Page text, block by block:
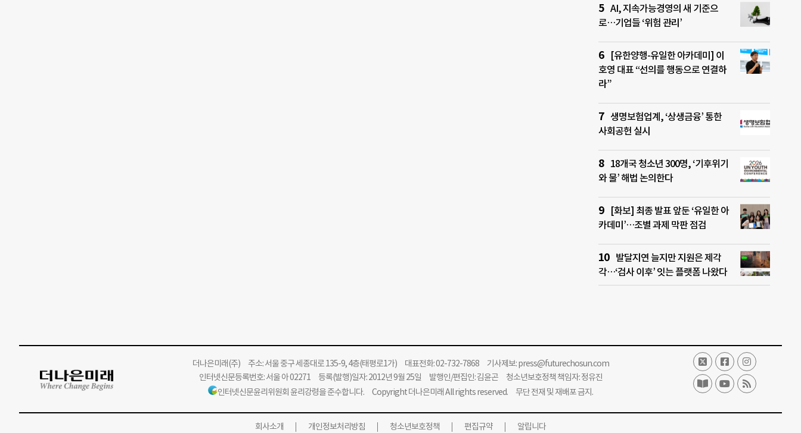
AI, 지속가능경영의 새 기준으
로…기업들 ‘위험 관리’
[유한양행-유일한 아카데미] 이
호영 대표 “선의를 행동으로 연결하
라”
생명보험업계, ‘상생금융’ 통한
사회공헌 실시
18개국 청소년 300명, ‘기후위기
와 물’ 해법 논의한다
[화보] 최종 발표 앞둔 ‘유일한 아
카데미’…조별 과제 막판 점검
발달지연 늘지만 지원은 제각
각…‘검사 이후’ 잇는 플랫폼 나왔다
더나은미래(주)주소: 서울 중구 세종대로 135-9, 4층(태평로1가) 대표전화: 02-732-7868 기사제보:press@futurechosun.com
인터넷신문등록번호: 서울 아 02271 등록(발행)일자: 2012년 9월 25일 발행인/편집인: 김윤곤 청소년보호정책 책임자: 정유진
인터넷신문윤리위원회 윤리강령을 준수합니다. Copyright 더나은미래 All rights reserved. 무단 전재 및 재배포 금지.
회사소개 개인정보처리방침 청소년보호정책 편집규약 알립니다